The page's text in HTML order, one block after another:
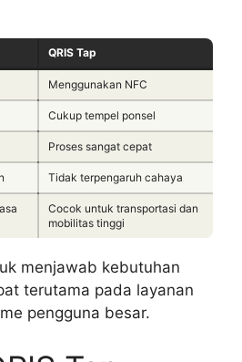
QRIS Tap
Menggunakan NFC
Cukup tempel ponsel
Proses sangat cepat
Tidak terpengaruh cahaya
Cocok untuk transportasi dan
mobilitas tinggi
menjawab kebutuhan
terutama pada layanan
pengguna besar.